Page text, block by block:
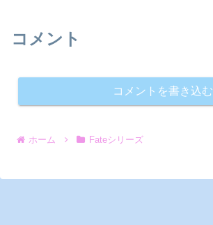
コメント
コメントを書き込む
ホーム Fateシリーズ